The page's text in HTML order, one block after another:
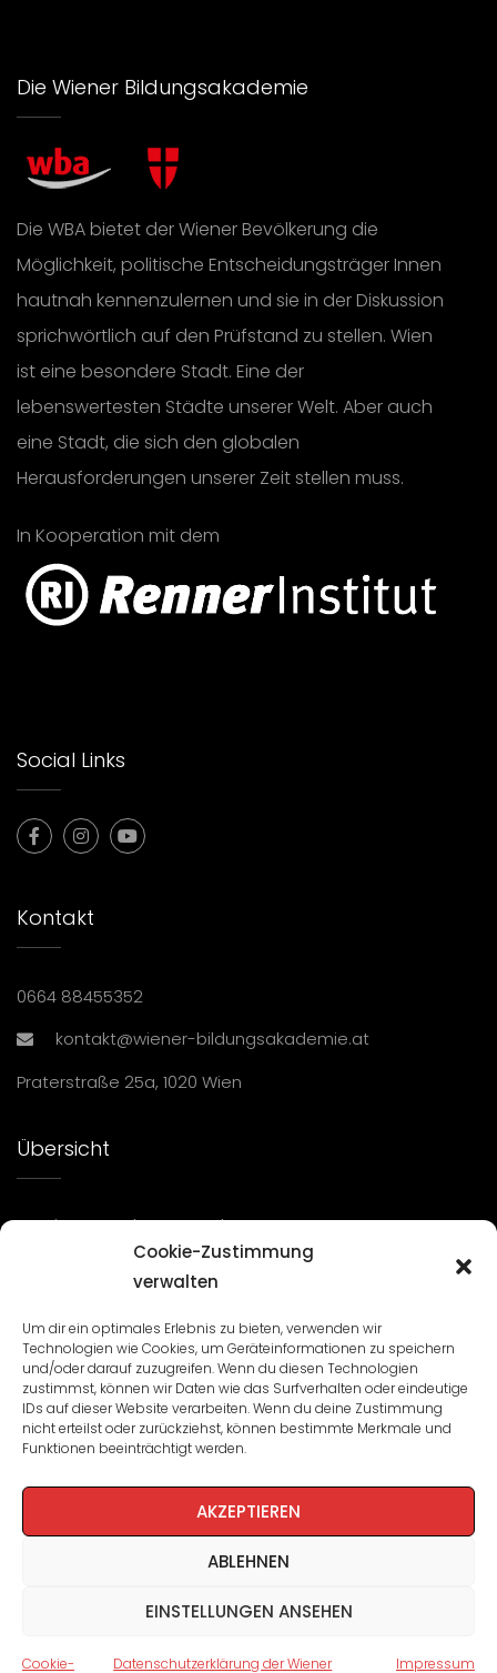
Cookie-Zustimmung
verwalten
Um dir ein optimales Erlebnis zu bieten, verwenden wir
Technologien wie Cookies, um Geräteinformationen zu speichern
und/oder darauf zuzugreifen. Wenn du diesen Technologien
zustimmst, können wir Daten wie das Surfverhalten oder eindeutige
IDs auf dieser Website verarbeiten. Wenn du deine Zustimmung
nicht erteilst oder zurückziehst, können bestimmte Merkmale und
Funktionen beeinträchtigt werden.
AKZEPTIEREN
ABLEHNEN
EINSTELLUNGEN ANSEHEN
Cookie- Datenschutzerklärung der Wiener Impressum
Die Wiener Bildungsakademie
Die WBA bietet der Wiener Bevölkerung die
Möglichkeit, politische Entscheidungsträger Innen
hautnah kennenzulernen und sie in der Diskussion
sprichwörtlich auf den Prüfstand zu stellen. Wien
ist eine besondere Stadt. Eine der
lebenswertesten Städte unserer Welt. Aber auch
eine Stadt, die sich den globalen
Herausforderungen unserer Zeit stellen muss.
In Kooperation mit dem
Social Links
Kontakt
0664 88455352
kontakt@wiener-bildungsakademie.at
Praterstraße 25a, 1020 Wien
Übersicht
Seminare und Veranstaltungen
Impressum/Datenschutz
Cookie-Richtlinie